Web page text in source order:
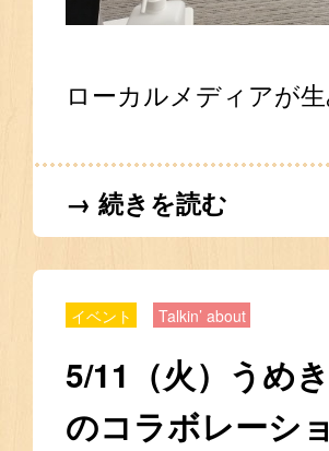
ローカルメディアが
→ 続きを読む
イベント Talkin’ about
5/11（火）うめ
のコラボレーシ